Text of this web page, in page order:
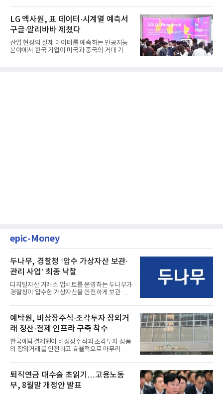
LG 엑사원, 표 데이터·시계열 예측서
구글·알리바바 제쳤다
산업 현장의 실제 데이터를 예측하는 인공지능
분야에서 한국 기업이 미국과 중국의 거대 기술
epic-Money
두나무, 경찰청 ‘압수 가상자산 보관·
관리 사업’ 최종 낙찰
디지털자산 거래소 업비트를 운영하는 두나무가
경찰청이 압수한 가상자산을 안전하게 보관·관
예탁원, 비상장주식·조각투자 장외거
래 청산·결제 인프라 구축 착수
한국예탁결제원이 비상장주식과 조각투자 상품
의 장외거래를 안전하고 효율적으로 마무리하기
퇴직연금 대수술 초읽기…고용노동
부, 8월말 개정안 발표